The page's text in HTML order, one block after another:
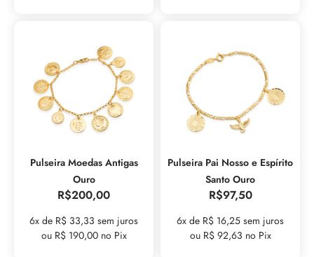
Pulseira Moedas Antigas
Ouro
R$200,00
6x de R$ 33,33 sem juros
ou R$ 190,00 no Pix
Pulseira Pai Nosso e Espírito
Santo Ouro
R$97,50
6x de R$ 16,25 sem juros
ou R$ 92,63 no Pix